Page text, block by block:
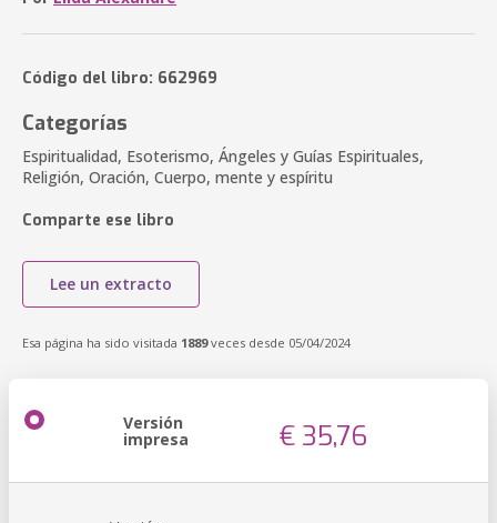
Código del libro: 662969
Categorías
Espiritualidad, Esoterismo, Ángeles y Guías Espirituales,
Religión, Oración, Cuerpo, mente y espíritu
Comparte ese libro
Lee un extracto
Esa página ha sido visitada 1889veces desde 05/04/2024
Versión
impresa € 35,76